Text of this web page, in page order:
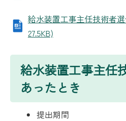
給水装置工事主任技術者
27.5KB)
給水装置工事主任
あったとき
提出期間